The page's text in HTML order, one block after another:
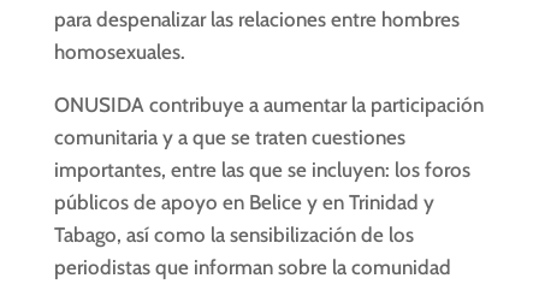
para despenalizar las relaciones entre hombres
homosexuales.
ONUSIDA contribuye a aumentar la participación
comunitaria y a que se traten cuestiones
importantes, entre las que se incluyen: los foros
públicos de apoyo en Belice y en Trinidad y
Tabago, así como la sensibilización de los
periodistas que informan sobre la comunidad